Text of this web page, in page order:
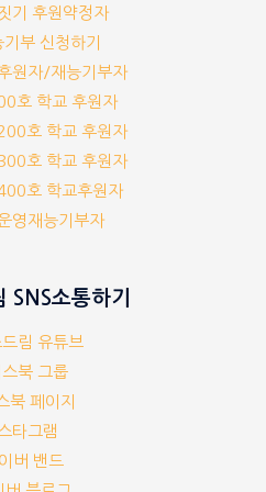
기 후원약정자
부 신청하기
원자/재능기부자
호 학교 후원자
호 학교 후원자
호 학교 후원자
호 학교후원자
영재능기부자
SNS소통하기
림 유튜브
북 그룹
북 페이지
타그램
버 밴드